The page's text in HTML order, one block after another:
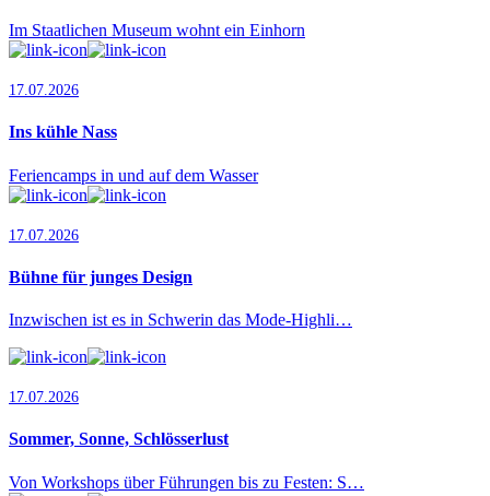
Im Staatlichen Museum wohnt ein Einhorn
17.07.2026
Ins kühle Nass
Feriencamps in und auf dem Wasser
17.07.2026
Bühne für junges Design
Inzwischen ist es in Schwerin das Mode-Highli…
17.07.2026
Sommer, Sonne, Schlösserlust
Von Workshops über Führungen bis zu Festen: S…